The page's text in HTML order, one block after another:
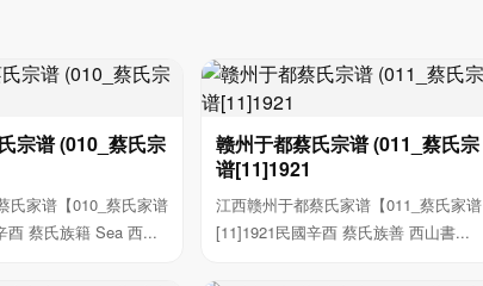
宗谱 (010_蔡氏宗
氏家谱【010_蔡氏家谱
酉 蔡氏族籍 Sea 西...
赣州于都蔡氏宗谱 (011_蔡氏宗
谱[11]1921
江西赣州于都蔡氏家谱【011_蔡氏家谱
[11]1921民國辛酉 蔡氏族善 西山書...